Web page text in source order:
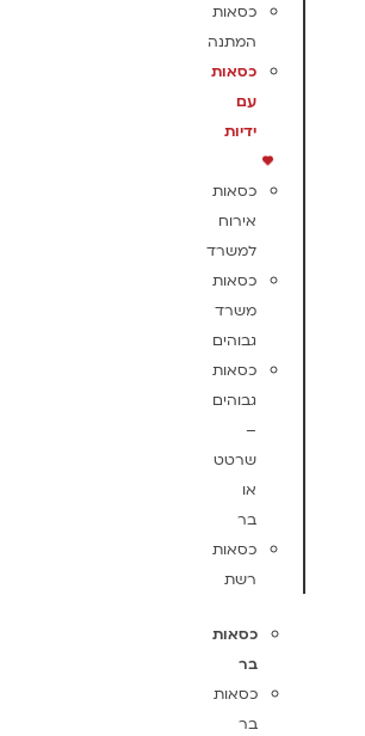
כסאות
המתנה
כסאות
עם
ידיות
כסאות
אירוח
למשרד
כסאות
משרד
גבוהים
כסאות
גבוהים
–
שרטט
או
בר
כסאות
רשת
כסאות
בר
כסאות
בר